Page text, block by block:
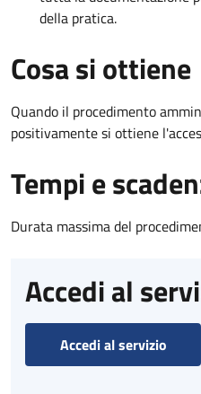
della pratica.
Cosa si ottiene
Quando il procedimento
positivamente si ottiene
Tempi e
Durata massima del
Accedi al
Accedi al servizio